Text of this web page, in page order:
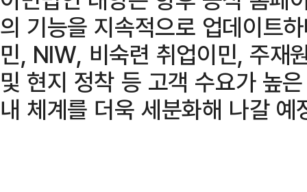
의 기능을 지속적으로 업데이트
민, NIW, 비숙련 취업이민, 주재
및 현지 정착 등 고객 수요가 높
내 체계를 더욱 세분화해 나갈 예